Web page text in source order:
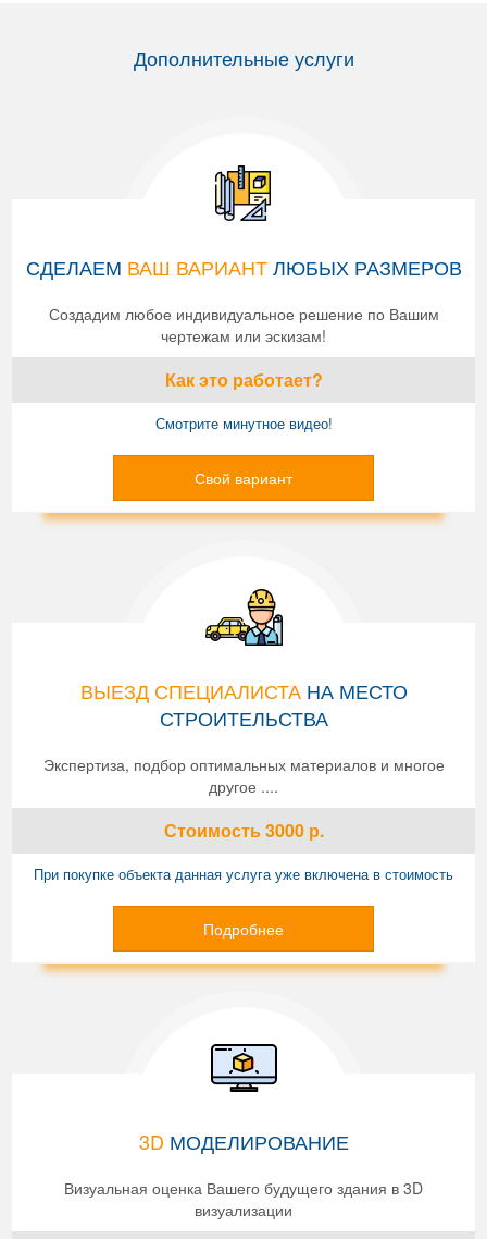
Дополнительные услуги
СДЕЛАЕМ ВАШ ВАРИАНТЛЮБЫХ РАЗМЕРОВ
Создадим любое индивидуальное решение по Вашим
чертежам или эскизам!
Как это работает?
Смотрите минутное видео!
Свой вариант
ВЫЕЗД СПЕЦИАЛИСТАНА МЕСТО
СТРОИТЕЛЬСТВА
Экспертиза, подбор оптимальных материалов и многое
другое ....
Стоимость3000р.
При покупке объекта данная услуга уже включена в стоимость
Подробнее
3D МОДЕЛИРОВАНИЕ
Визуальная оценка Вашего будущего здания в 3D
визуализации